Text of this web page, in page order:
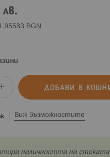
BGN
ДОБАВИ В
Виж възможностите
наличността на